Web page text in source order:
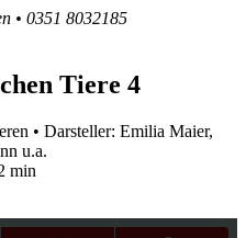
• 0351 8032185
Tiere 4
• Darsteller: Emilia Maier,
u.a.
min